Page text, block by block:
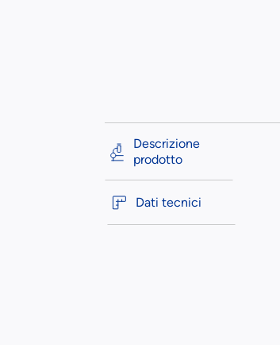
Descrizione
prodotto
Dati tecnici